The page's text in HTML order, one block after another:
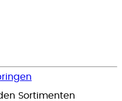
Sortimenten